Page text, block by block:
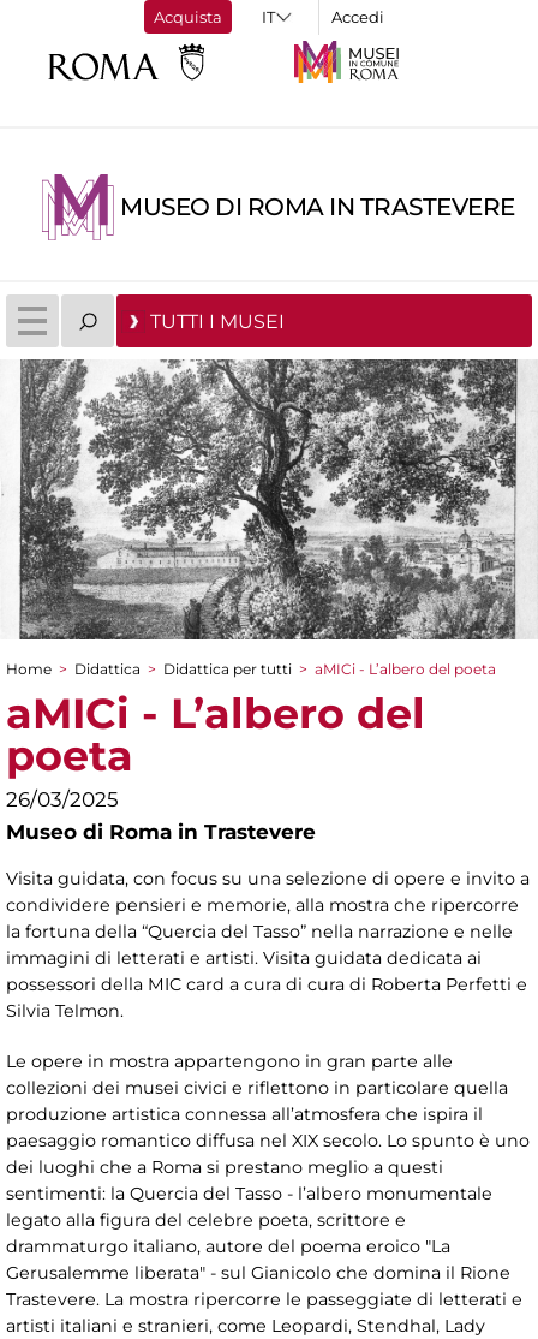
Acquista Accedi
MUSEO DI ROMA IN TRASTEVERE
TUTTI I MUSEI
Tu sei qui
Home > Didattica > Didattica per tutti > aMICi - L’albero del poeta
aMICi - L’albero del
poeta
26/03/2025
Museo di Roma in Trastevere
Visita guidata, con focus su una selezione di opere e invito a
condividere pensieri e memorie, alla mostra che ripercorre
la fortuna della “Quercia del Tasso” nella narrazione e nelle
immagini di letterati e artisti. Visita guidata dedicata ai
possessori della MIC card a cura di cura di Roberta Perfetti e
Silvia Telmon.
Le opere in mostra appartengono in gran parte alle
collezioni dei musei civici e riflettono in particolare quella
produzione artistica connessa all’atmosfera che ispira il
paesaggio romantico diffusa nel XIX secolo. Lo spunto è uno
dei luoghi che a Roma si prestano meglio a questi
sentimenti: la Quercia del Tasso - l’albero monumentale
legato alla figura del celebre poeta, scrittore e
drammaturgo italiano, autore del poema eroico "La
Gerusalemme liberata" - sul Gianicolo che domina il Rione
Trastevere. La mostra ripercorre le passeggiate di letterati e
artisti italiani e stranieri, come Leopardi, Stendhal, Lady